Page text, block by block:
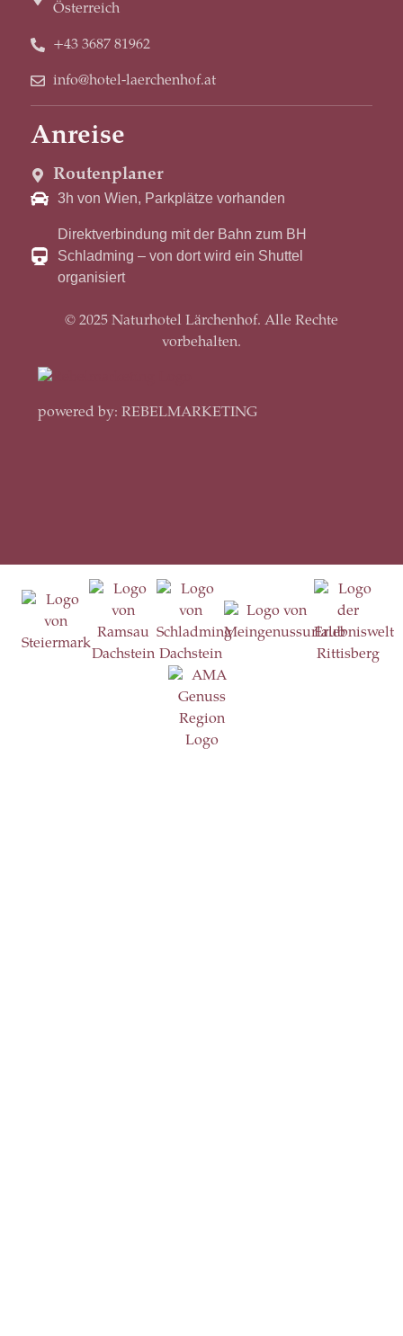
Österreich
+43 3687 81962
info@hotel-laerchenhof.at
Anreise
Routenplaner
3h von Wien, Parkplätze vorhanden
Direktverbindung mit der Bahn zum BH
Schladming – von dort wird ein Shuttel
organisiert
© 2025 Naturhotel Lärchenhof. Alle Rechte
vorbehalten.
powered by: REBELMARKETING